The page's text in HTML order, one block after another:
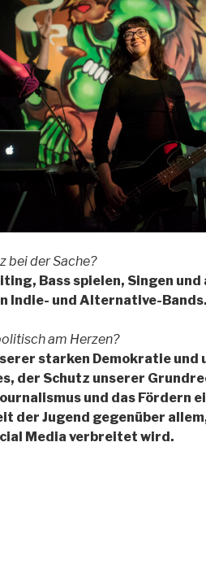
bei der Sache?
Bass spielen, Singen und
Indie- und Alternative-Bands.
am Herzen?
starken Demokratie und
der Schutz unserer
und das Fördern
der Jugend gegenüber
Media verbreitet wird.